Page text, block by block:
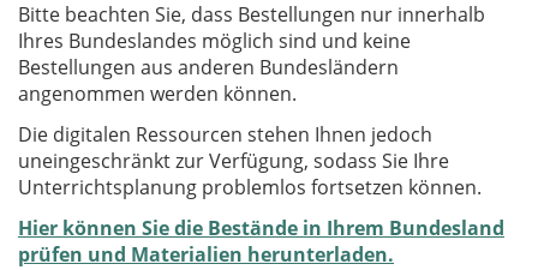
Bitte beachten Sie, dass Bestellungen nur innerhalb
Ihres Bundeslandes möglich sind und keine
Bestellungen aus anderen Bundesländern
angenommen werden können.
Die digitalen Ressourcen stehen Ihnen jedoch
uneingeschränkt zur Verfügung, sodass Sie Ihre
Unterrichtsplanung problemlos fortsetzen können.
Hier können Sie die Bestände in Ihrem Bundesland
prüfen und Materialien herunterladen.